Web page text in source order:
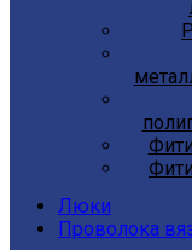
Люки
Проволока